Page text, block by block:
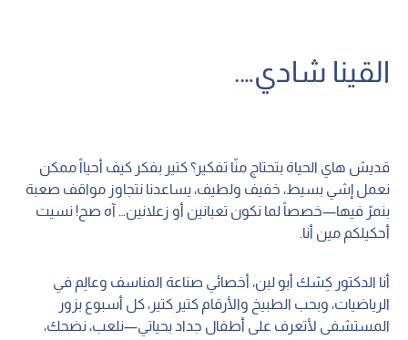
القينا شادي….
قديش هاي الحياة بتحتاج منّا تفكير؟ كتير بفكر كيف أحيااً ممكن
نعمل إشي بسيط، خفيف ولطيف، يساعدنا نتجاوز مواقف صعبة
بنمرّ فيها—خصصاً لما نكون تعبانين أو زعلانين… آه صح! نسيت
أحكيلكم مين أنا.
أنا الدكتور كِشك أبو لبن، أخصائي صناعة المناسف وعالِم في
الرياضيات، وبحب الطبيخ والأرقام كتير كتير، كل أسبوع بزور
المستشفى لأتعرف على أطفال جداد بحياتي—نلعب، نضحك،